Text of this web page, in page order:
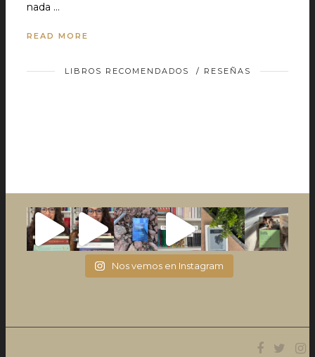
nada …
READ MORE
LIBROS RECOMENDADOS / RESEÑAS
Nos vemos en Instagram